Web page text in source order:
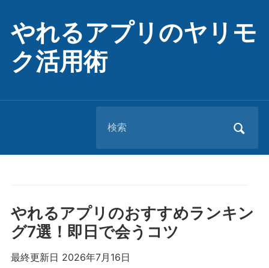
やれるアプリのヤリモ
ク活用術
for:
やれるアプリのおすすめランキン
グ7選！即日で会うコツ
最終更新日 2026年7月16日